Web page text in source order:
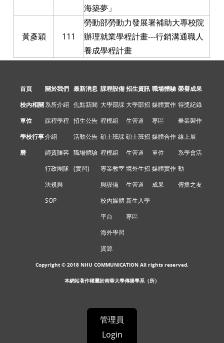
海築夢」
黃彥穎 111
勞動部勞動力發展署補助大專校院
辦理就業學程計畫---行銷溝通職人
養成學程計畫
首頁
校內相關
單位
學校行事
曆
關於我們
系所介紹
課程學程
介紹
師資陣容
行政團隊
法規與
SOP
最新消息
焦點新聞
招生公告
活動公告
職場體驗
(實習)
課程設備
大學部課
程模組
碩士班課
程模組
專業教室
與設備
校內媒體
平台
海外學習
資源
招生資訊
大學部招
生管道
碩士班招
生管道
境外生招
生管道
新生入學
專區
職場體驗
媒體實作
專區
媒體合作
單位
媒體實作
成果
榮譽成果
得獎紀錄
畢業製作
線上展
系學會活
動
傳播之友
Copyright © 2018 NHU COMMUNICATION All rights reserved.
本網站著作權屬於南華大學傳播學系（所）
管理員
Login